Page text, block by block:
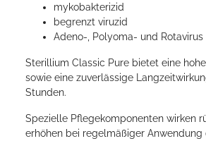
mykobakterizid
begrenzt viruzid
Adeno-, Polyoma- und Rotavirus
Sterillium Classic Pure bietet eine
sowie eine zuverlässige
Stunden.
Spezielle Pflegekomponenten wirken
erhöhen bei regelmäßiger Anwendung